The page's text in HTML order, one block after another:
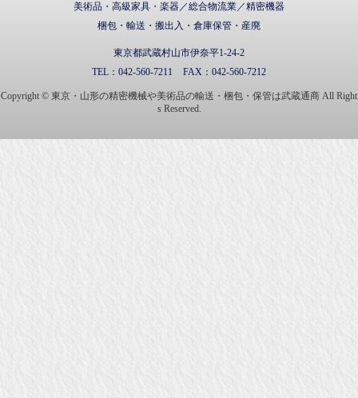
美術品・高級家具・楽器／総合物流業／精密機器
梱包・輸送・搬出入・倉庫保管・産廃
東京都武蔵村山市伊奈平1-24-2
TEL： 042-560-7211 FAX： 042-560-7212
Copyright © 東京・山形の精密機械や美術品の輸送・梱包・保管は武蔵通商 All Right
s Reserved.